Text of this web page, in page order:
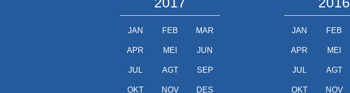
JAN FEB MAR
APR MEI JUN
JUL AGT SEP
OKT NOV DES
JAN FEB
APR MEI
JUL AGT
OKT NOV